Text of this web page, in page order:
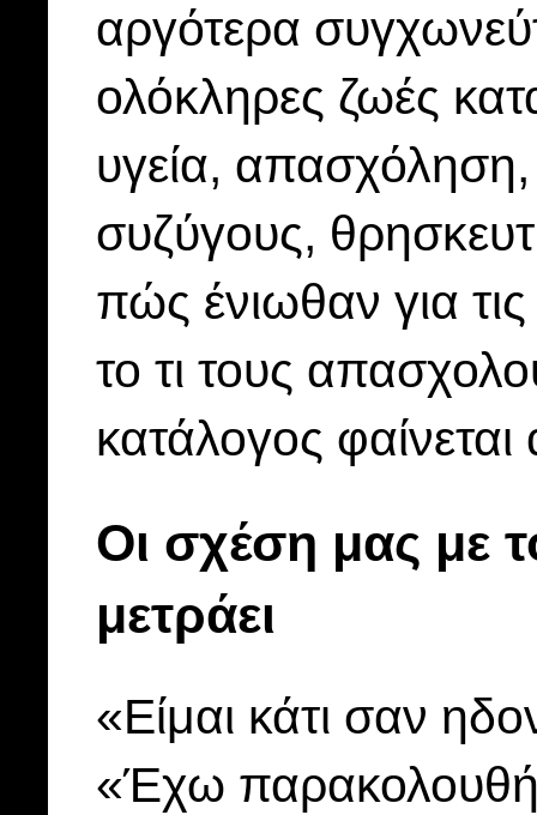
αργότερα
ολόκληρες ζωές
υγεία, απασχόληση,
συζύγους,
πώς ένιωθαν για
το τι τους
κατάλογος φαίνεται
Οι σχέση μας με
μετράει
«Είμαι κάτι σαν
«Έχω